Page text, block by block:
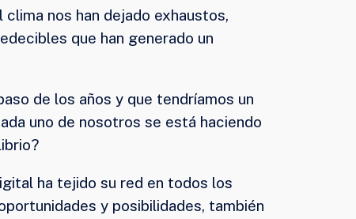
nos han dejado exhaustos,
que han generado un
de los años y que tendríamos un
uno de nosotros se está haciendo
ha tejido su red en todos los
y posibilidades, también